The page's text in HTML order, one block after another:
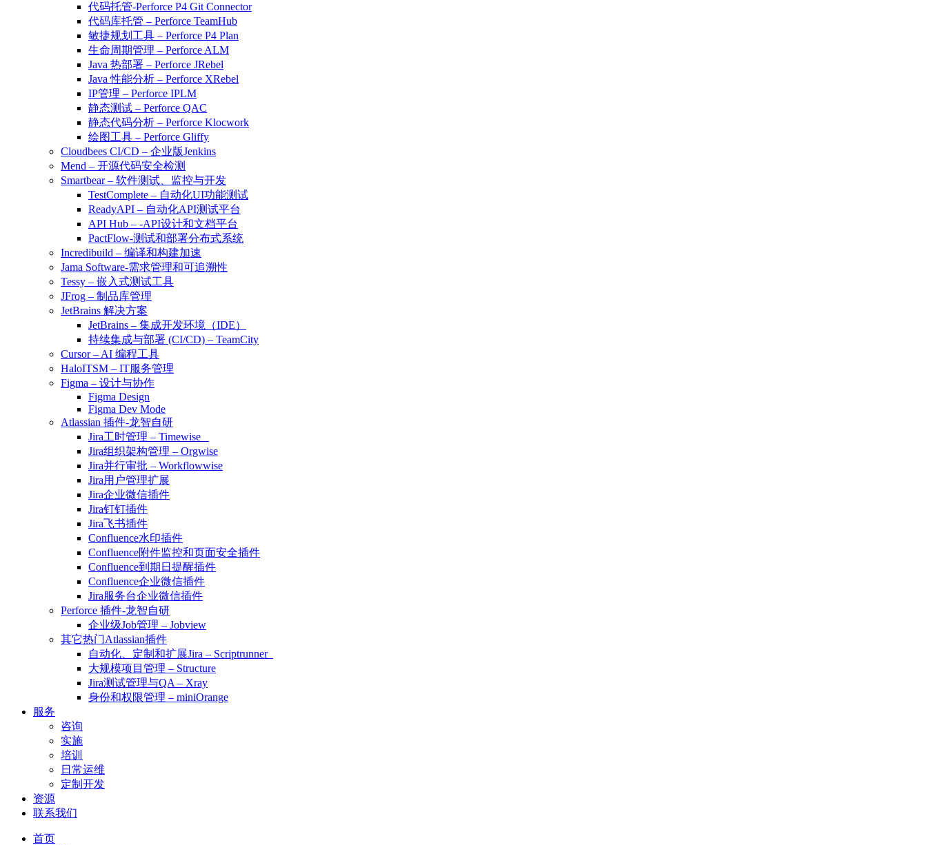
代码托管-Perforce P4 Git Connector
代码库托管 – Perforce TeamHub
敏捷规划工具 – Perforce P4 Plan
生命周期管理 – Perforce ALM
Java 热部署 – Perforce JRebel
Java 性能分析 – Perforce XRebel
IP管理 – Perforce IPLM
静态测试 – Perforce QAC
静态代码分析 – Perforce Klocwork
绘图工具 – Perforce Gliffy
Cloudbees CI/CD – 企业版Jenkins
Mend – 开源代码安全检测
Smartbear – 软件测试、监控与开发
TestComplete – 自动化UI功能测试
ReadyAPI – 自动化API测试平台
API Hub – -API设计和文档平台
PactFlow-测试和部署分布式系统
Incredibuild – 编译和构建加速
Jama Software-需求管理和可追溯性
Tessy – 嵌入式测试工具
JFrog – 制品库管理
JetBrains 解决方案
JetBrains – 集成开发环境（IDE）
持续集成与部署 (CI/CD) – TeamCity
Cursor – AI 编程工具
HaloITSM – IT服务管理
Figma – 设计与协作
Figma Design
Figma Dev Mode
Atlassian 插件-龙智自研
Jira工时管理 – Timewise
Jira组织架构管理 – Orgwise
Jira并行审批 – Workflowwise
Jira用户管理扩展
Jira企业微信插件
Jira钉钉插件
Jira飞书插件
Confluence水印插件
Confluence附件监控和页面安全插件
Confluence到期日提醒插件
Confluence企业微信插件
Jira服务台企业微信插件
Perforce 插件-龙智自研
企业级Job管理 – Jobview
其它热门Atlassian插件
自动化、定制和扩展Jira – Scriptrunner
大规模项目管理 – Structure
Jira测试管理与QA – Xray
身份和权限管理 – miniOrange
服务
咨询
实施
培训
日常运维
定制开发
资源
联系我们
首页